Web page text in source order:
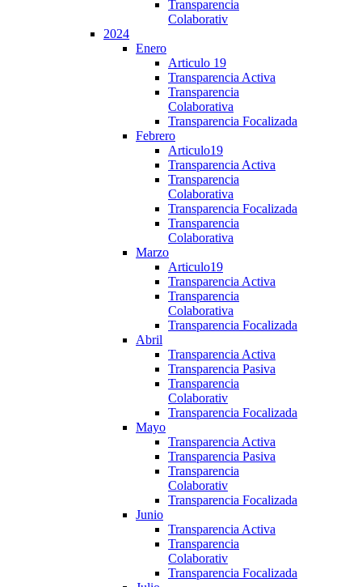
Transparencia
Colaborativ
2024
Enero
Articulo 19
Transparencia Activa
Transparencia
Colaborativa
Transparencia Focalizada
Febrero
Articulo19
Transparencia Activa
Transparencia
Colaborativa
Transparencia Focalizada
Transparencia
Colaborativa
Marzo
Articulo19
Transparencia Activa
Transparencia
Colaborativa
Transparencia Focalizada
Abril
Transparencia Activa
Transparencia Pasiva
Transparencia
Colaborativ
Transparencia Focalizada
Mayo
Transparencia Activa
Transparencia Pasiva
Transparencia
Colaborativ
Transparencia Focalizada
Junio
Transparencia Activa
Transparencia
Colaborativ
Transparencia Focalizada